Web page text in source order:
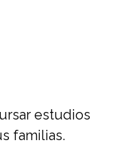
estudios
familias.